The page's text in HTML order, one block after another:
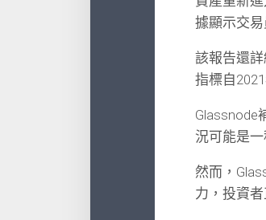
據顯示交易
該報告還
指標自
Glassnode
況可能是
然而，
力，投資